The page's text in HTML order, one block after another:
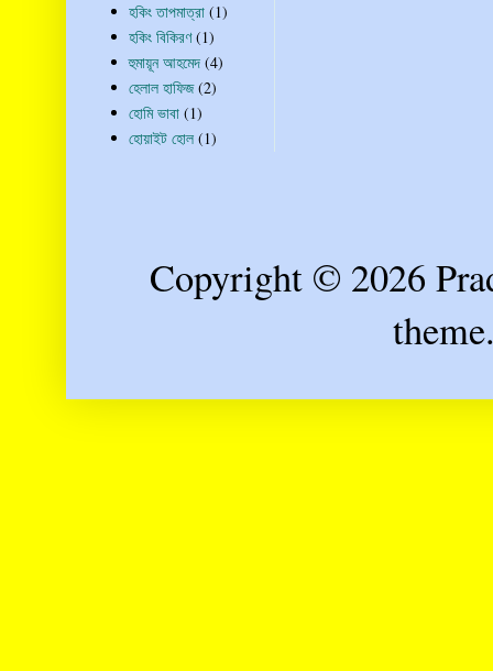
হকিং তাপমাত্রা (1)
হকিং বিকিরণ (1)
হুমায়ূন আহমেদ (4)
হেলাল হাফিজ (2)
হোমি ভাবা (1)
হোয়াইট হোল (1)
Copyright © 2026